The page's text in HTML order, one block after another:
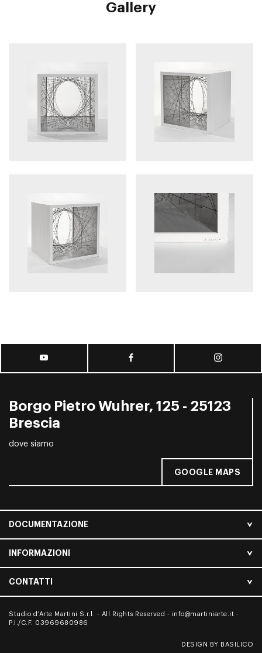
Gallery
Borgo Pietro Wuhrer, 125 - 25123
Brescia
dove siamo
GOOGLE MAPS
DOCUMENTAZIONE
INFORMAZIONI
CONTATTI
Studio d’Arte Martini S.r.l. - All Rights Reserved - info@martiniarte.it -
P.I./C.F. 03969680986
DESIGN BY BASILICO